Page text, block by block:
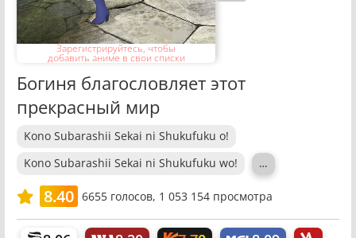
Зарегистрируйтесь, чтобы
добавить аниме в свои списки
Богиня благословляет этот
прекрасный мир
Kono Subarashii Sekai ni Shukufuku o!
Kono Subarashii Sekai ni Shukufuku wo!
…
8.40 6655голосов, 1 053 154 просмотра